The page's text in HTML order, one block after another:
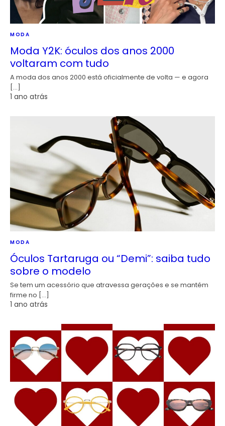
MODA
Moda Y2K: óculos dos anos 2000
voltaram com tudo
A moda dos anos 2000 está oficialmente de volta — e agora
[…]
1 ano atrás
MODA
Óculos Tartaruga ou “Demi”: saiba tudo
sobre o modelo
Se tem um acessório que atravessa gerações e se mantém
firme no […]
1 ano atrás